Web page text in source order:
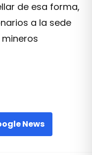
de esa forma,
a la sede
News